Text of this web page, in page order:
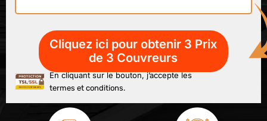
En cliquant sur le bouton, j’accepte les
termes et conditions.